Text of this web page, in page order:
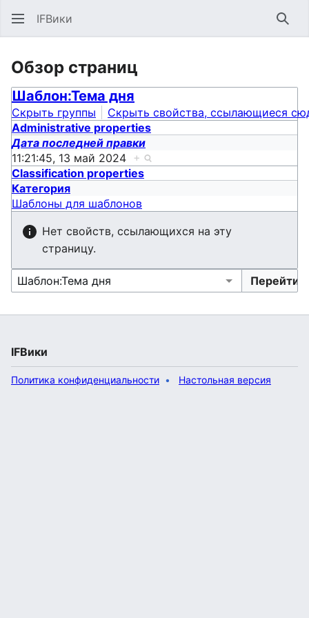
IFВики
Обзор страниц
Шаблон:Тема дня
Скрыть группы
Скрыть свойства, ссылающиеся
Administrative properties
Дата последней правки
11:21:45, 13 май 2024 +
Classification properties
Категория
Шаблоны для шаблонов
Нет свойств, ссылающихся на эту
страницу.
IFВики
Политика конфиденциальности Настольная версия